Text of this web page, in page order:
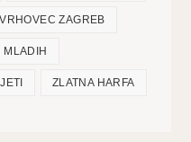
ZAGREB
MLADIH
ZLATNA HARFA